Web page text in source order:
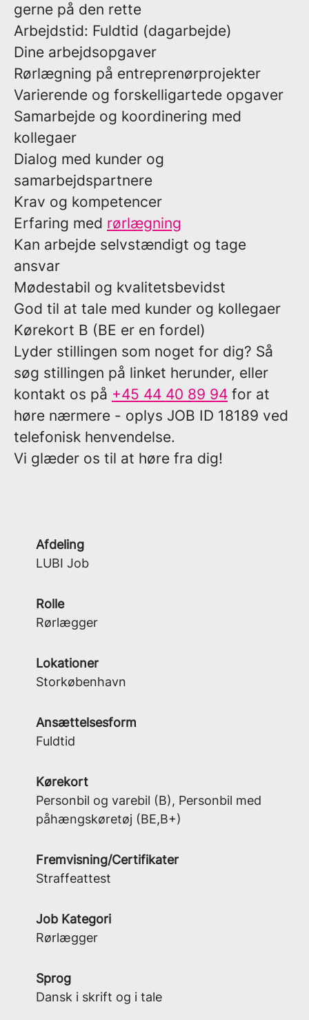
gerne på den rette
Arbejdstid: Fuldtid (dagarbejde)
Dine arbejdsopgaver
Rørlægning på entreprenørprojekter
Varierende og forskelligartede opgaver
Samarbejde og koordinering med
kollegaer
Dialog med kunder og
samarbejdspartnere
Krav og kompetencer
Erfaring med rørlægning
Kan arbejde selvstændigt og tage
ansvar
Mødestabil og kvalitetsbevidst
God til at tale med kunder og kollegaer
Kørekort B (BE er en fordel)
Lyder stillingen som noget for dig? Så
søg stillingen på linket herunder, eller
kontakt os på +45 44 40 89 94 for at
høre nærmere - oplys JOB ID 18189 ved
telefonisk henvendelse.
Vi glæder os til at høre fra dig!
Afdeling
LUBI Job
Rolle
Rørlægger
Lokationer
Storkøbenhavn
Ansættelsesform
Fuldtid
Kørekort
Personbil og varebil (B), Personbil med
påhængskøretøj (BE,B+)
Fremvisning/Certifikater
Straffeattest
Job Kategori
Rørlægger
Sprog
Dansk i skrift og i tale